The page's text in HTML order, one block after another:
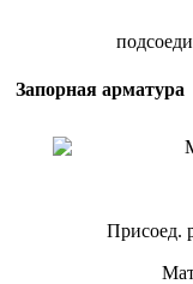
Запорная арматура
Присоед.